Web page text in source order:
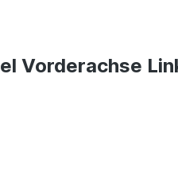
Vorderachse